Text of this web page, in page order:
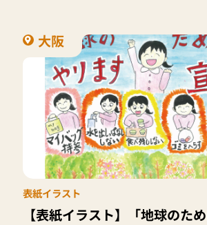
大阪
表紙イラスト
【表紙イラスト】「地球のた